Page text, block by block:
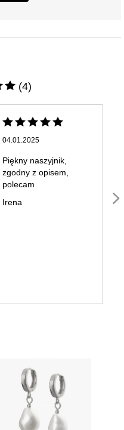
(4)
04.01.2025
Piękny naszyjnik,
zgodny z opisem,
polecam
Irena